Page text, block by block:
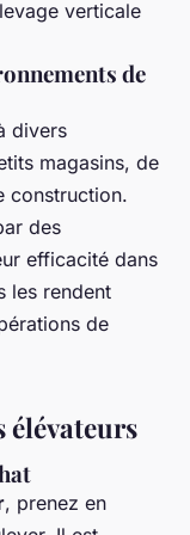
verticale
de
divers
magasins, de
construction.
des
efficacité dans
les rendent
de
élévateurs
, prenez en